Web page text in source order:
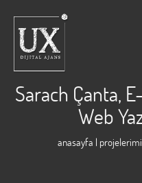
Sarach Çanta,
Web
anasayfa |